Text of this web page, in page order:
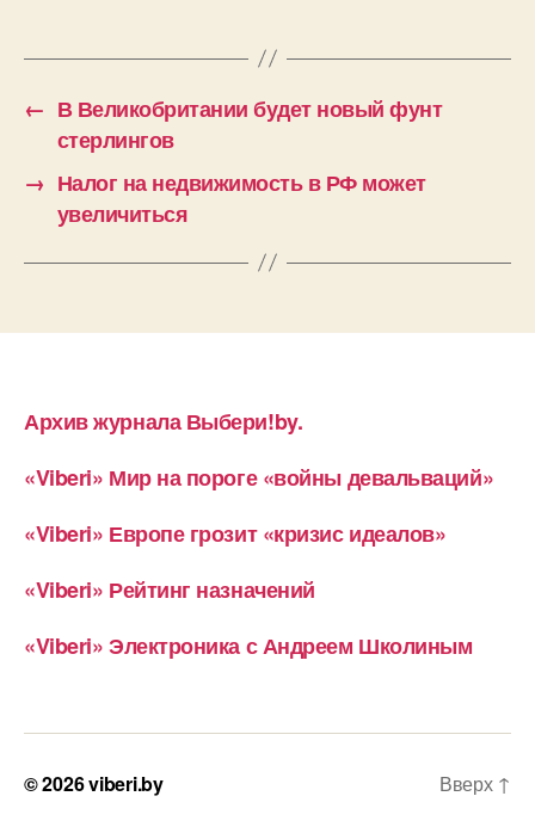
← В Великобритании будет новый фунт
стерлингов
→ Налог на недвижимость в РФ может
увеличиться
Архив журнала Выбери!by.
«Viberi» Мир на пороге «войны девальваций»
«Viberi» Европе грозит «кризис идеалов»
«Viberi» Рейтинг назначений
«Viberi» Электроника с Андреем Школиным
© 2026viberi.by Вверх ↑